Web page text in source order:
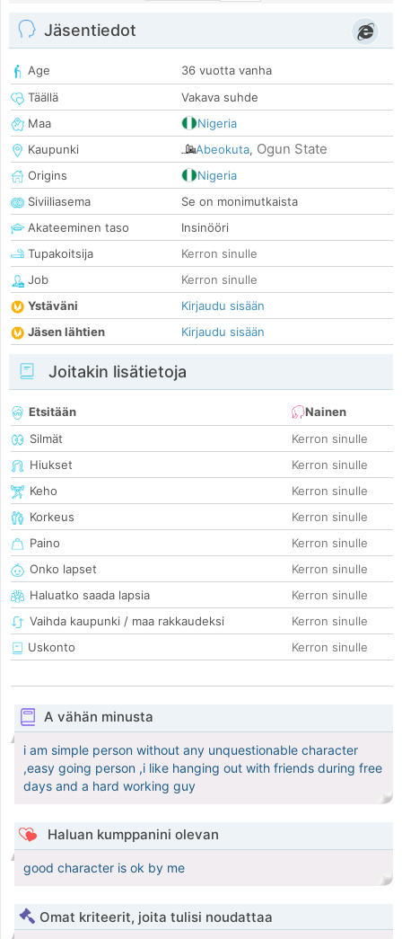
Jäsentiedot
Age
36 vuotta vanha
Täällä
Vakava suhde
Maa
Nigeria
Kaupunki
Abeokuta, Ogun State
Origins
Nigeria
Siviiliasema
Se on monimutkaista
Akateeminen taso
Insinööri
Tupakoitsija
Kerron sinulle
Job
Kerron sinulle
Ystäväni
Kirjaudu sisään
Jäsen lähtien
Kirjaudu sisään
Joitakin lisätietoja
Etsitään
Nainen
Silmät
Kerron sinulle
Hiukset
Kerron sinulle
Keho
Kerron sinulle
Korkeus
Kerron sinulle
Paino
Kerron sinulle
Onko lapset
Kerron sinulle
Haluatko saada lapsia
Kerron sinulle
Vaihda kaupunki / maa rakkaudeksi
Kerron sinulle
Uskonto
Kerron sinulle
A vähän minusta
i am simple person without any unquestionable character
,easy going person ,i like hanging out with friends during free
days and a hard working guy
Haluan kumppanini olevan
good character is ok by me
Omat kriteerit, joita tulisi noudattaa